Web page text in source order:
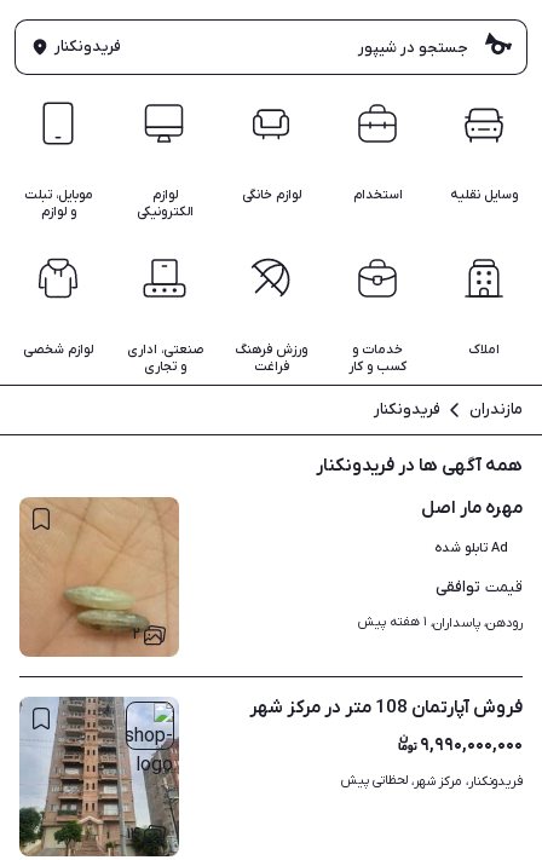
فریدونکنار
وسایل نقلیه
املاک
استخدام
خدمات و
کسب و کار
لوازم خانگی
ورزش فرهنگ
فراغت
لوازم
الکترونیکی
صنعتی، اداری
و تجاری
موبایل، تبلت
و لوازم
لوازم شخصی
مازندران فریدونکنار
همه آگهی ها در فریدونکنار
۲
مهره مار اصل
Ad تابلو شده
قیمت توافقی
رودهن، پاسداران، ۱ هفته پیش
۱۴
فروش آپارتمان 108 متر در مرکز شهر
۹,۹۹۰,۰۰۰,۰۰۰
فریدونکنار، مرکز شهر، لحظاتی پیش